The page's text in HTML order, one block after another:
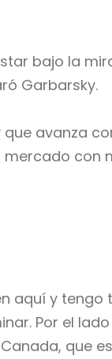
bajo la
Garbarsky.
avanza
mercado con
aquí y tengo
Por el
que